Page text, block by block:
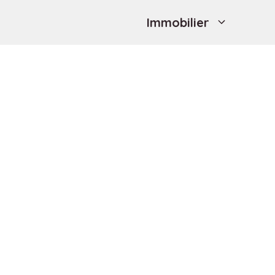
Immobilier